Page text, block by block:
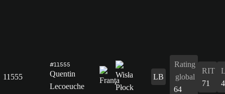
11555
#11555
Quentin
Lecoeuche
LB
Rating
global
64
RIT
71